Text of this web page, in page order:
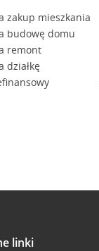
zakup mieszkania
budowę domu
remont
działkę
linki